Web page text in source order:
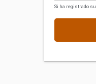
Si ha registrado